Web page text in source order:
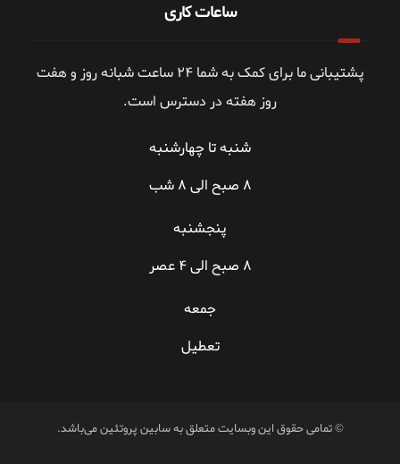
ساعات کاری
پشتیبانی ما برای کمک به شما ۲۴ ساعت شبانه روز و هفت
روز هفته در دسترس است.
شنبه تا چهارشنبه
۸ صبح الی ۸ شب
پنجشنبه
۸ صبح الی ۴ عصر
جمعه
تعطیل
© تمامی حقوق اين وبسايت متعلق به سابین پروتئین می‌باشد.